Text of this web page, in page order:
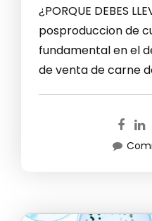
¿PORQUE DEBES
posproduccion de
fundamental en el
de venta de carne